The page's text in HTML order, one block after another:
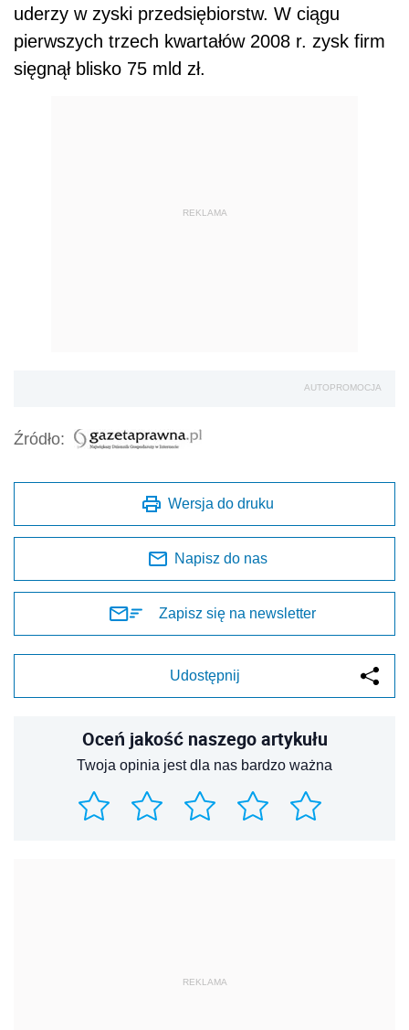
uderzy w zyski przedsiębiorstw. W ciągu
pierwszych trzech kwartałów 2008 r. zysk firm
sięgnął blisko 75 mld zł.
REKLAMA
AUTOPROMOCJA
Źródło:
Wersja do druku
Napisz do nas
Zapisz się na newsletter
Udostępnij
Oceń jakość naszego artykułu
Twoja opinia jest dla nas bardzo ważna
REKLAMA